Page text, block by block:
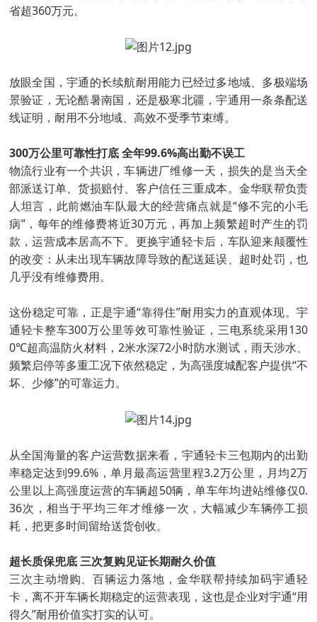
省超360万元。
放眼全国，宇通的长续航耐用能力已经过多地域、多极端场
景验证，无论酷暑南国，还是极寒北疆，宇通用一条条配送
线证明，耐用不分地域、高效不受季节束缚。
300万公里可靠性打底 全年99.6%高出勤不误工
物流行业有一个共识，车辆进厂维修一天，损失的是当天全
部派送订单、货损赔付、客户信任三重成本。金华联帮负责
人坦言，此前燃油车队最大的经营痛点就是“修不完的小毛
病”，每年的维修费将近30万元，再加上频繁超时产生的罚
款，运营成本居高不下。更换宇通轻卡后，车队迎来颠覆性
的改变：从未出现车辆故障导致的配送延误、超时处罚，也
几乎没有维修费用。
这份稳定可靠，正是宇通“靠得住”耐用实力的直观体现。宇
通轻卡整车300万公里等效可靠性验证，三电系统采用130
0℃超高温防火材料，2米水深72小时防水测试，雨天涉水、
频繁启停等多重工况下依然稳定，为高强度城配客户提供“不
坏、少修”的可靠运力。
从全国海量的客户运营数据来看，宇通轻卡三包期内的出勤
率稳定达到99.6%，单月最高运营里程3.2万公里，月均2万
公里以上高强度运营的车辆超50辆，单车年均进站维修仅0.
36次，相当于平均三年才维修一次，大幅减少车辆停工损
耗，把更多时间留给送货创收。
超长质保兜底 三次复购见证长期耐久价值
三次主动增购、百辆运力落地，金华联帮持续加码宇通轻
卡，离不开车辆长期稳定的运营表现，这也是企业对宇通“用
得久”耐用价值实打实的认可。